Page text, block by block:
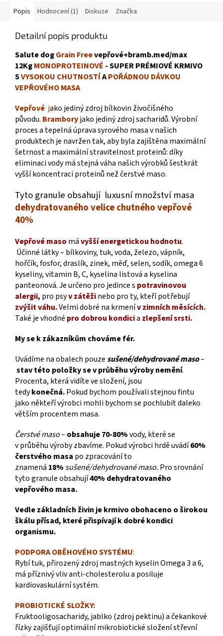
Popis Hodnocení (1) Diskuze Značka
Detailní popis produktu
SalutedogGrain Freevepřové+bramb.med/max
12KgMONOPROTEINOVÉ - SUPER PRÉMIOVÉ KRMIVO
SVYSOKOU CHUTNOSTÍAPOŘÁDNOU DÁVKOU
VEPŘOVÉHO MASA
Vepřové jako jediný zdroj bílkovin živočišného
původu. Bramboryjako jediný zdroj sacharidů. Výrobní
proces a tepelná úprava syrového masa v našich
produktech je navržen tak, aby byla zajištěna maximální
šetrnost a maximální stravitelnost proteinů: díky
eliminaci vody má stejná váha našich výrobků šestkrát
vyšší koncentraci proteinů než čerstvé maso.
Tyto granule obsahují luxusní množství masa
dehydratovaného velice chutného vepřové
40%
Vepřové maso mávyšší energetickou hodnotu.
Účinné látky – bílkoviny, tuk, voda, železo, vápník,
hořčík, fosfor, draslík, zinek, měď, selen, sodík, omega 6
kyseliny, vitamin B, C, kyselina listová a kyselina
panteonová.Je určeno pro jedince s potravinovou
alergii, pro psyv zátěžinebo pro ty, kteřípotřebují
zvýšit váhu.Velmi dobré na krmenív zimních měsících.
Také je vhodné pro dobrou kondicia zlepšení srsti.
My se k zákazníkům chováme fér.
Uvádíme na obalech pouze sušené/dehydrované maso–
stav této položky se v průběhu výroby nemění.
Procenta, která vidíte ve složení, jsou
tedykonečná.Pokud bychom používali stejnou fintu
jako někteří výrobci mohli bychom se pochlubit daleko
větším procentem masa.
Čerstvé maso– obsahuje 70-80%vody, které se
v průběhu výroby zbavíme. Pokud výrobci hrdě uvádí60%
čerstvého masa po zpracování to
znamená 18% sušené/dehydrované maso. Pro srovnání
tyto granule obsahují40% dehydratovaného
vepřového masa.
Vedle základních živin je krmivo obohaceno o širokou
škálu přísad, které přispívají k dobré kondici
organismu.
PODPORA OBĚHOVÉHO SYSTÉMU:
Rybí tuk, přirozený zdroj mastných kyselin Omega 3 a 6,
má příznivý vliv anti-cholesterolu a posiluje
kardiovaskulární systém.
PROBIOTICKÉ SLOŽKY:
Fruktooligosacharidy, jablko (zdroj pektinu) a čekankové
řízky zajišťují optimální mikrobiotické složení střevní